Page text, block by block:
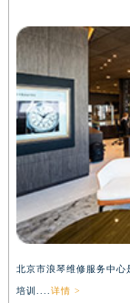
北京市浪琴维修服务中
培训.... 详情 >